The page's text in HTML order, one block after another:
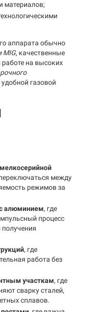
материалов;
аппарата обычно
MIG, качественные
работе на высоких
газовой
между
режимов за
алюминием, где
процесс
, где
работа без
участкам, где
сварку сталей,
сплавов.